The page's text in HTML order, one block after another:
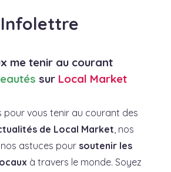
Infolettre
me tenir au courant
sur Local Market
pour vous tenir au courant des
de Local Market, nos
astuces pour soutenir les
à travers le monde. Soyez